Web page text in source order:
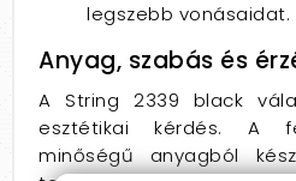
legszebb vonásaidat.
Anyag, szabás és
A String 2339 black
esztétikai kérdés. A
minőségű anyagból